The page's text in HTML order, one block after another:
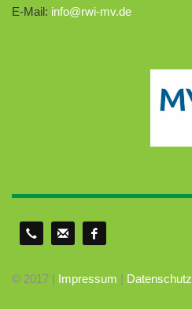
E-Mail: info@rwi-mv.de
© 2017 | Impressum | Datenschutz